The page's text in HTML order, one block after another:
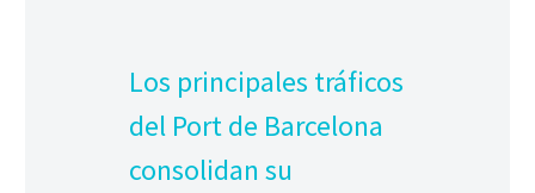
Los principales tráficos
del Port de Barcelona
consolidan su